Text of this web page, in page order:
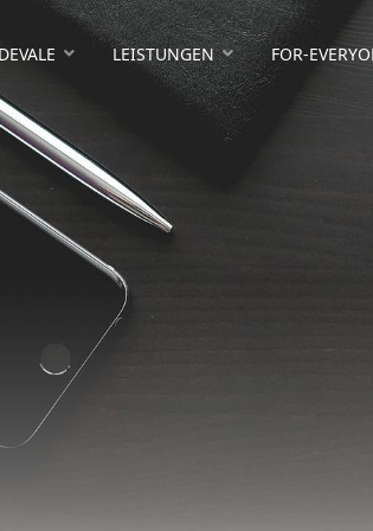
LEISTUNGEN FOR-